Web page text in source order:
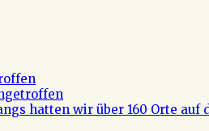
hatten wir über 160 Orte